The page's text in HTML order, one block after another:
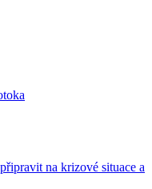
na krizové situace a